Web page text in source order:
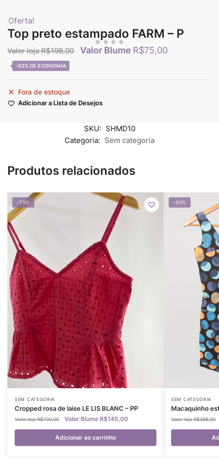
Oferta!
Top preto estampado FARM – P
R$198,00 R$75,00
-62%
Fora de estoque
Adicionar a Lista de Desejos
SKU: SHMD10
Categoria: Sem categoria
Produtos relacionados
-79%
SEM CATEGORIA
Cropped rosa de laise LE LIS BLANC – PP
R$700,00 R$145,00
Adicionar ao carrinho
-60%
SEM CATEGORIA
Macaquinho
R$388,00